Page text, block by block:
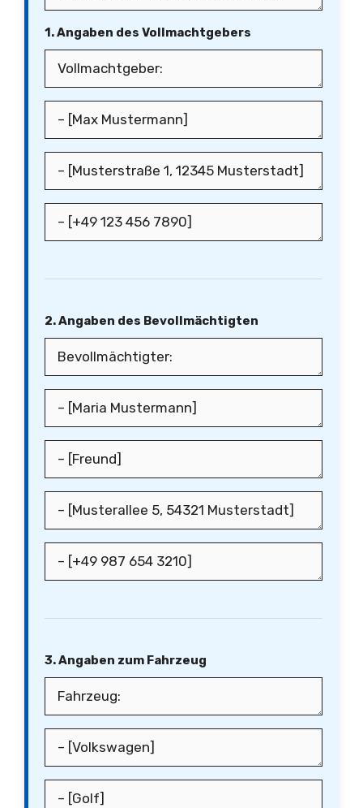
1. Angaben des Vollmachtgebers
2. Angaben des Bevollmächtigten
3. Angaben zum Fahrzeug